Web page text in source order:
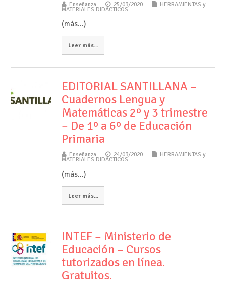
Enseñanza 25/03/2020 HERRAMIENTAS y
MATERIALES DIDÁCTICOS
(más…)
Leer más...
EDITORIAL SANTILLANA –
Cuadernos Lengua y
Matemáticas 2º y 3 trimestre
– De 1º a 6º de Educación
Primaria
Enseñanza 24/03/2020 HERRAMIENTAS y
MATERIALES DIDÁCTICOS
(más…)
Leer más...
INTEF – Ministerio de
Educación – Cursos
tutorizados en línea.
Gratuitos.